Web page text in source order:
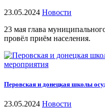
23.05.2024 Новости
23 мая глава
провёл приём населения.
Перовская и донецкая школы
23.05.2024 Новости